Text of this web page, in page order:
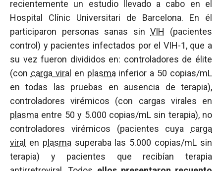
recientemente un estudio llevado a cabo en el
Hospital Clínic Universitari de Barcelona. En él
participaron personas sanas sinVIH
(pacientes
control) y pacientes infectados por el VIH-1, que a
su vez fueron divididos en: controladores de élite
(con carga viral en plasma inferior a 50 copias/mL
en todas las pruebas en ausencia de terapia),
controladores virémicos (con cargas virales en
plasma entre 50 y 5.000 copias/mL sin terapia), no
controladores virémicos (pacientes cuya carga
viral
en plasma superaba las 5.000 copias/mL sin
terapia) y pacientes que recibían terapia